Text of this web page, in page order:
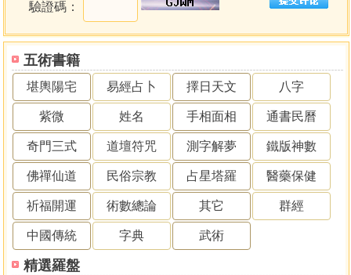
五術書籍
堪輿陽宅 易經占卜 擇日天文 八字
紫微 姓名 手相面相 通書民曆
奇門三式 道壇符咒 測字解夢 鐵版神數
佛禪仙道 民俗宗教 占星塔羅 醫藥保健
祈福開運 術數總論 其它 群經
中國傳統 字典 武術
精選羅盤
驗證碼：